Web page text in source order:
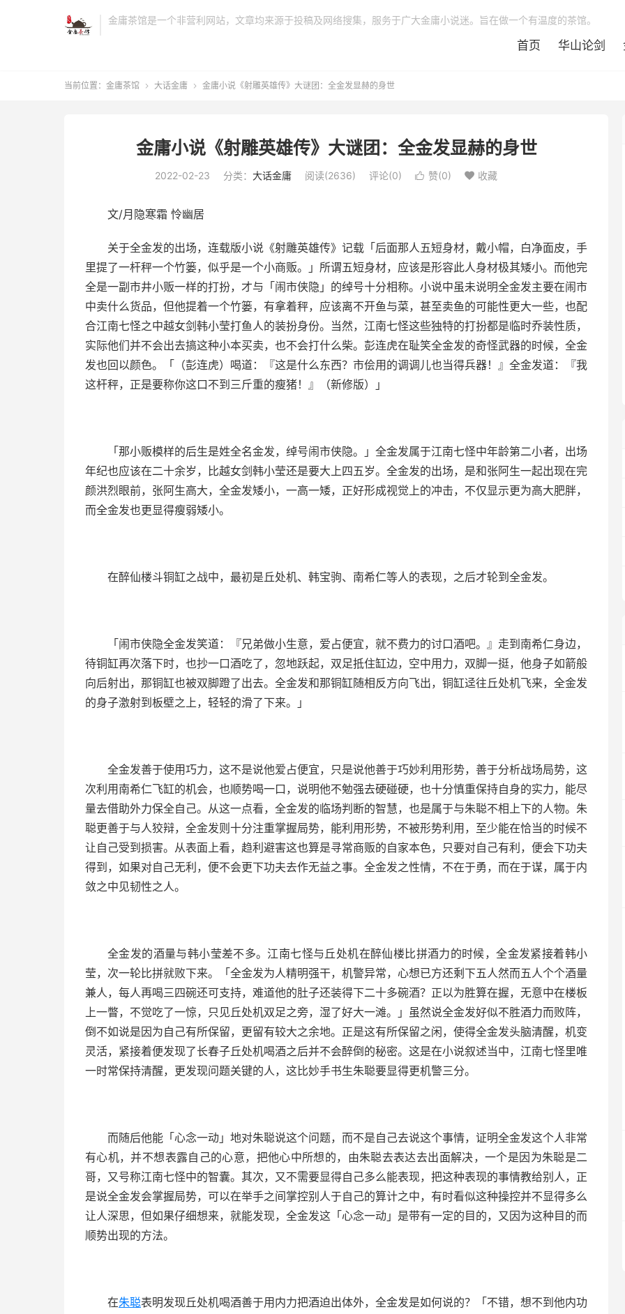
金庸茶馆是一个非营利网站，文章均来源于投稿及网络搜集，服务于广大金庸小说迷。旨在做一个有温度的茶馆。
首页 华山论剑
当前位置： 金庸茶馆  大话金庸  金庸小说《射雕英雄传》大谜团：全金发显赫的身世
金庸小说《射雕英雄传》大谜团：全金发显赫的身世
2022-02-23 分类： 大话金庸 阅读(2636) 评论(0)  赞(0)  收藏
文/月隐寒霜 怜幽居
关于全金发的出场，连载版小说《射雕英雄传》记载「后面那人五短身材，戴小帽，白净面皮，手
里提了一杆秤一个竹篓，似乎是一个小商贩。」所谓五短身材，应该是形容此人身材极其矮小。而他完
全是一副市井小贩一样的打扮，才与「闹市侠隐」的绰号十分相称。小说中虽未说明全金发主要在闹市
中卖什么货品，但他提着一个竹篓，有拿着秤，应该离不开鱼与菜，甚至卖鱼的可能性更大一些，也配
合江南七怪之中越女剑韩小莹打鱼人的装扮身份。当然，江南七怪这些独特的打扮都是临时乔装性质，
实际他们并不会出去搞这种小本买卖，也不会打什么柴。彭连虎在耻笑全金发的奇怪武器的时候，全金
发也回以颜色。「（彭连虎）喝道：『这是什么东西？市侩用的调调儿也当得兵器！』全金发道：『我
这杆秤，正是要称你这口不到三斤重的瘦猪！』（新修版）」
「那小贩模样的后生是姓全名金发，绰号闹市侠隐。」全金发属于江南七怪中年龄第二小者，出场
年纪也应该在二十余岁，比越女剑韩小莹还是要大上四五岁。全金发的出场，是和张阿生一起出现在完
颜洪烈眼前，张阿生高大，全金发矮小，一高一矮，正好形成视觉上的冲击，不仅显示更为高大肥胖，
而全金发也更显得瘦弱矮小。
在醉仙楼斗铜缸之战中，最初是丘处机、韩宝驹、南希仁等人的表现，之后才轮到全金发。
「闹市侠隐全金发笑道：『兄弟做小生意，爱占便宜，就不费力的讨口酒吧。』走到南希仁身边，
待铜缸再次落下时，也抄一口酒吃了，忽地跃起，双足抵住缸边，空中用力，双脚一挺，他身子如箭般
向后射出，那铜缸也被双脚蹬了出去。全金发和那铜缸随相反方向飞出，铜缸迳往丘处机飞来，全金发
的身子激射到板壁之上，轻轻的滑了下来。」
全金发善于使用巧力，这不是说他爱占便宜，只是说他善于巧妙利用形势，善于分析战场局势，这
次利用南希仁飞缸的机会，也顺势喝一口，说明他不勉强去硬碰硬，也十分慎重保持自身的实力，能尽
量去借助外力保全自己。从这一点看，全金发的临场判断的智慧，也是属于与朱聪不相上下的人物。朱
聪更善于与人狡辩，全金发则十分注重掌握局势，能利用形势，不被形势利用，至少能在恰当的时候不
让自己受到损害。从表面上看，趋利避害这也算是寻常商贩的自家本色，只要对自己有利，便会下功夫
得到，如果对自己无利，便不会更下功夫去作无益之事。全金发之性情，不在于勇，而在于谋，属于内
敛之中见韧性之人。
全金发的酒量与韩小莹差不多。江南七怪与丘处机在醉仙楼比拼酒力的时候，全金发紧接着韩小
莹，次一轮比拼就败下来。「全金发为人精明强干，机警异常，心想已方还剩下五人然而五人个个酒量
兼人，每人再喝三四碗还可支持，难道他的肚子还装得下二十多碗酒？正以为胜算在握，无意中在楼板
上一瞥，不觉吃了一惊，只见丘处机双足之旁，湿了好大一滩。」虽然说全金发好似不胜酒力而败阵，
倒不如说是因为自己有所保留，更留有较大之余地。正是这有所保留之闲，使得全金发头脑清醒，机变
灵活，紧接着便发现了长春子丘处机喝酒之后并不会醉倒的秘密。这是在小说叙述当中，江南七怪里唯
一时常保持清醒，更发现问题关键的人，这比妙手书生朱聪要显得更机警三分。
而随后他能「心念一动」地对朱聪说这个问题，而不是自己去说这个事情，证明全金发这个人非常
有心机，并不想表露自己的心意，把他心中所想的，由朱聪去表达去出面解决，一个是因为朱聪是二
哥，又号称江南七怪中的智囊。其次，又不需要显得自己多么能表现，把这种表现的事情教给别人，正
是说全金发会掌握局势，可以在举手之间掌控别人于自己的算计之中，有时看似这种操控并不显得多么
让人深思，但如果仔细想来，就能发现，全金发这「心念一动」是带有一定的目的，又因为这种目的而
顺势出现的方法。
在朱聪表明发现丘处机喝酒善于用内力把酒迫出体外，全金发是如何说的？「不错，想不到他内功